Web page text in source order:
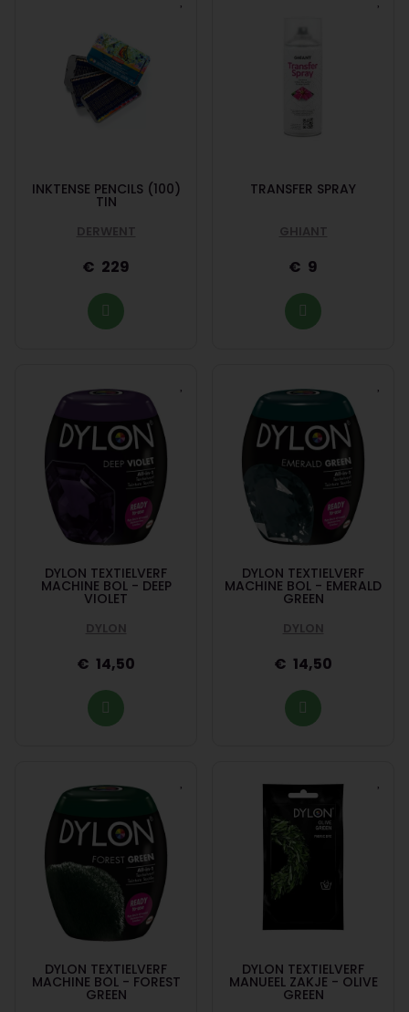
INKTENSE PENCILS (100)
TIN
DERWENT
229
TRANSFER SPRAY
GHIANT
9
DYLON TEXTIELVERF
MACHINE BOL - DEEP
VIOLET
DYLON
14,50
DYLON TEXTIELVERF
MACHINE BOL - EMERALD
GREEN
DYLON
14,50
DYLON TEXTIELVERF
MACHINE BOL - FOREST
GREEN
DYLON TEXTIELVERF
MANUEEL ZAKJE - OLIVE
GREEN